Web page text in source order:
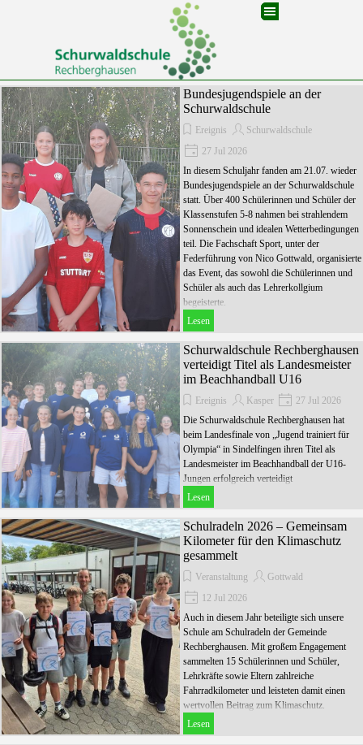
Menü überspringen
Bundesjugendspiele an der
Schurwaldschule
Ereignis
Schurwaldschule
27 Jul 2026
In diesem Schuljahr fanden am 21.07. wieder
Bundesjugendspiele an der Schurwaldschule
statt. Über 400 Schülerinnen und Schüler der
Klassenstufen 5-8 nahmen bei strahlendem
Sonnenschein und idealen Wetterbedingungen
teil. Die Fachschaft Sport, unter der
Federführung von Nico Gottwald, organisierte
das Event, das sowohl die Schülerinnen und
Schüler als auch das Lehrerkollgium
begeisterte.
Lesen
Schurwaldschule Rechberghausen
verteidigt Titel als Landesmeister
im Beachhandball U16
Ereignis Kasper
27 Jul 2026
Die Schurwaldschule Rechberghausen hat
beim Landesfinale von „Jugend trainiert für
Olympia“ in Sindelfingen ihren Titel als
Landesmeister im Beachhandball der U16-
Jungen erfolgreich verteidigt
Lesen
Schulradeln 2026 – Gemeinsam
Kilometer für den Klimaschutz
gesammelt
Veranstaltung
Gottwald
12 Jul 2026
Auch in diesem Jahr beteiligte sich unsere
Schule am Schulradeln der Gemeinde
Rechberghausen. Mit großem Engagement
sammelten 15 Schülerinnen und Schüler,
Lehrkräfte sowie Eltern zahlreiche
Fahrradkilometer und leisteten damit einen
wertvollen Beitrag zum Klimaschutz.
Lesen